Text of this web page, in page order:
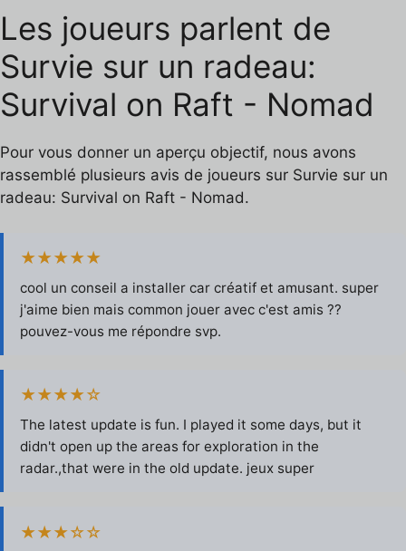
Les joueurs parlent de
Survie sur un radeau:
Survival on Raft - Nomad
Pour vous donner un aperçu objectif, nous avons
rassemblé plusieurs avis de joueurs sur Survie sur un
radeau: Survival on Raft - Nomad.
★★★★★
cool un conseil a installer car créatif et amusant. super
j'aime bien mais common jouer avec c'est amis ??
pouvez-vous me répondre svp.
★★★★☆
The latest update is fun. I played it some days, but it
didn't open up the areas for exploration in the
radar.,that were in the old update. jeux super
★★★☆☆